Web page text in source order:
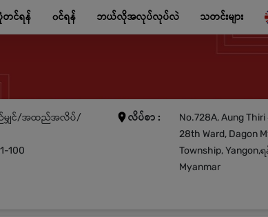
တင်ရန် ၀င်ရန် ဘယ်လိုအလုပ်လုပ်လဲ သတင်းများ
ည်မျှင်/အထည်အလိပ်/
100
လိပ်စာ :
No.728A, Aung
28th Ward, Dagon
Township,
Myanmar